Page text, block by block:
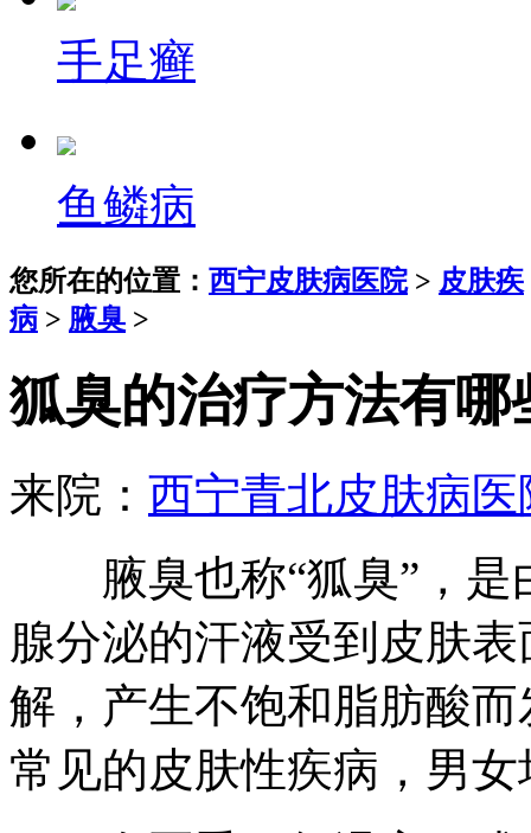
手足癣
鱼鳞病
您所在的位置： 西宁皮肤病医院> 皮肤疾
病 > 腋臭 >
狐臭的治疗方法有哪
来院： 西宁青北皮肤病医
腋臭也称“狐臭”，是
腺分泌的汗液受到皮肤
解，产生不饱和脂肪酸
常见的皮肤性疾病，男